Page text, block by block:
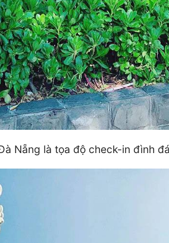
Nẵng là tọa độ check-in đình